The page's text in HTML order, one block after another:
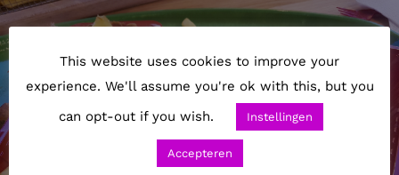
This website uses cookies to improve your
experience. We'll assume you're ok with this, but you
can opt-out if you wish.
Instellingen
Accepteren